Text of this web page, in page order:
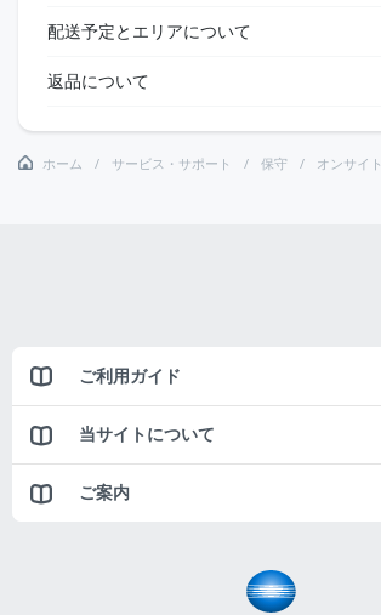
配送予定とエリアについて
返品について
ホーム サービス・サポート 保守 オンサイト
ご利用ガイド
当サイトについて
ご案内